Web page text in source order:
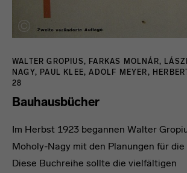
WALTER GROPIUS, FARKAS MOLNÁR,
NAGY, PAUL KLEE, ADOLF MEYER,
28
Bauhausbücher
Im Herbst 1923 begannen Walter
Moholy-Nagy mit den Planungen für die
Diese Buchreihe sollte die vielfältigen